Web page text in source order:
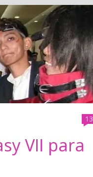
13
VII para